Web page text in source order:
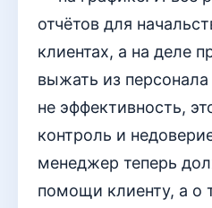
отчётов для
клиентах, а на деле
выжать из
не эффективность,
контроль и
менеджер теперь
помощи клиенту, а о